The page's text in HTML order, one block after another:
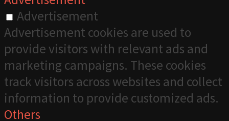
Advertisement
Advertisement cookies are used to
provide visitors with relevant ads and
marketing campaigns. These cookies
track visitors across websites and collect
information to provide customized ads.
Others